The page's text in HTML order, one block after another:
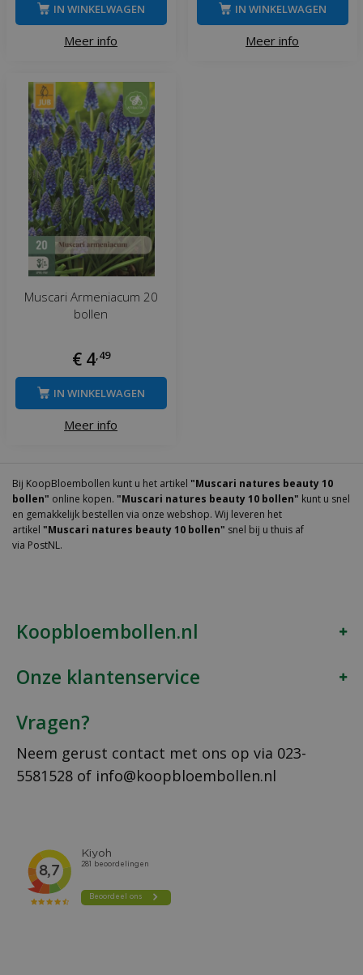
Meer info
IN WINKELWAGEN
Meer info
IN WINKELWAGEN
Muscari Armeniacum 20
bollen
€ 4,49
Meer info
IN WINKELWAGEN
Bij KoopBloembollen kunt u het artikel "Muscari natures beauty 10
bollen" online kopen. "Muscari natures beauty 10 bollen" kunt u snel
en gemakkelijk bestellen via onze webshop. Wij leveren het
artikel "Muscari natures beauty 10 bollen" snel bij u thuis af
via PostNL.
Koopbloembollen.nl
Onze klantenservice
Vragen?
Neem gerust contact met ons op via 023-
5581528 of info@koopbloembollen.nl